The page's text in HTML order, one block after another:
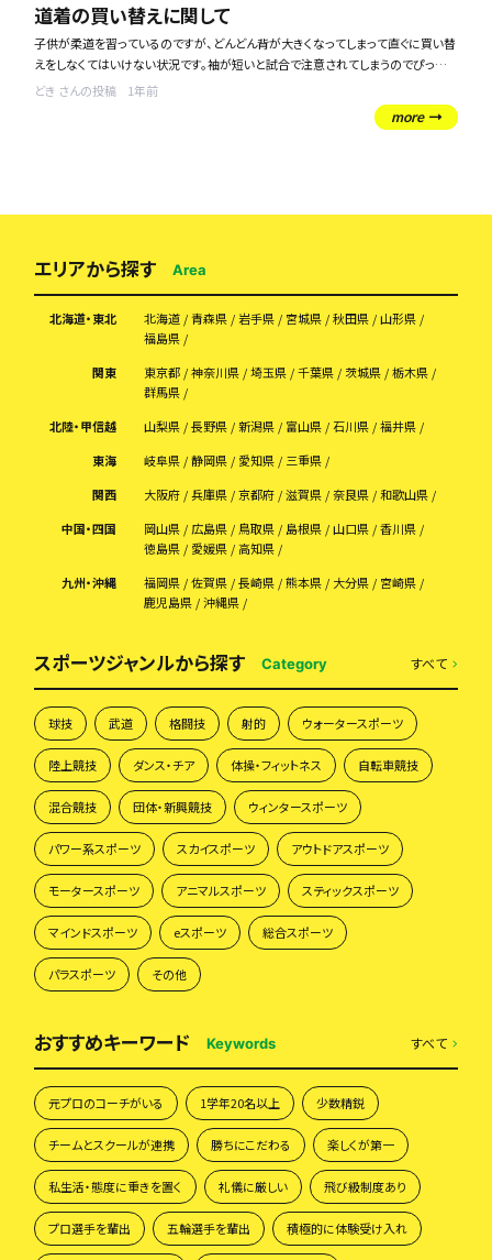
道着の買い替えに関して
子供が柔道を習っているのですが、どんどん背が大きくなってしまって直ぐに買い替
えをしなくてはいけない状況です。袖が短いと試合で注意されてしまうのでぴったし
のサイズを毎回買っています。
どき さんの投稿
1年前
more
エリアから探す Area
北海道・東北 北海道 青森県 岩手県 宮城県 秋田県
山形県
福島県
関東
東京都 神奈川県 埼玉県 千葉県 茨城県
栃木県
群馬県
北陸・甲信越
山梨県 長野県 新潟県 富山県 石川県
福井県
東海
岐阜県 静岡県 愛知県
三重県
関西
大阪府 兵庫県 京都府 滋賀県 奈良県
和歌山県
中国・四国
岡山県 広島県 鳥取県 島根県 山口県
香川県
徳島県
愛媛県
高知県
九州・沖縄
福岡県 佐賀県 長崎県 熊本県 大分県
宮崎県
鹿児島県
沖縄県
スポーツジャンルから探す Category すべて
球技 武道 格闘技 射的 ウォータースポーツ
陸上競技 ダンス・チア 体操・フィットネス 自転車競技
混合競技 団体・新興競技 ウィンタースポーツ
パワー系スポーツ スカイスポーツ アウトドアスポーツ
モータースポーツ アニマルスポーツ スティックスポーツ
マインドスポーツ eスポーツ 総合スポーツ
パラスポーツ その他
おすすめキーワード Keywords すべて
元プロのコーチがいる 1学年20名以上 少数精鋭
チームとスクールが連携 勝ちにこだわる 楽しくが第一
私生活・態度に重きを置く 礼儀に厳しい 飛び級制度あり
プロ選手を輩出 五輪選手を輩出 積極的に体験受け入れ